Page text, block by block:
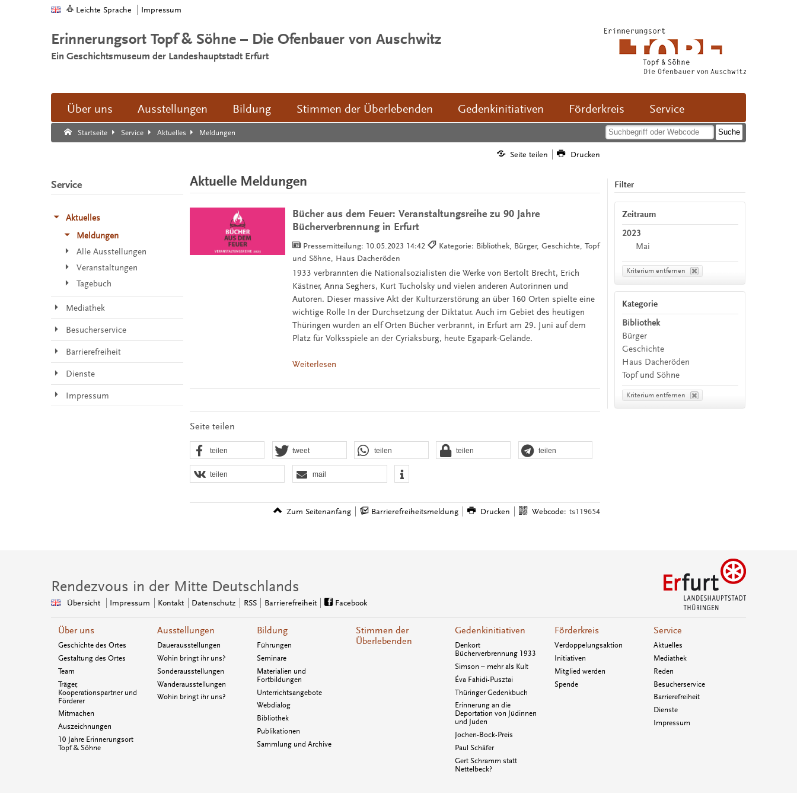
Leichte Sprache Impressum
Erinnerungsort Topf & Söhne – Die Ofenbauer von Auschwitz
Ein Geschichtsmuseum der Landeshauptstadt Erfurt
Über uns Ausstellungen Bildung Stimmen der Überlebenden Gedenkinitiativen Förderkreis Service
Startseite Service Aktuelles Meldungen
Suche:
Suche Ende.
Seite teilen Drucken
Aktuelle Meldungen
Bücher aus dem Feuer: Veranstaltungsreihe zu 90 Jahre
Bücherverbrennung in Erfurt
Pressemitteilung: 10.05.2023 14:42
Kategorie: Bibliothek, Bürger, Geschichte, Topf
und Söhne, Haus Dacheröden
1933 verbrannten die Nationalsozialisten die Werke von Bertolt Brecht, Erich
Kästner, Anna Seghers, Kurt Tucholsky und vielen anderen Autorinnen und
Autoren. Dieser massive Akt der Kulturzerstörung an über 160 Orten spielte eine
wichtige Rolle In der Durchsetzung der Diktatur. Auch im Gebiet des heutigen
Thüringen wurden an elf Orten Bücher verbrannt, in Erfurt am 29. Juni auf dem
Platz für Volksspiele an der Cyriaksburg, heute Egapark-Gelände.
Weiterlesen
Seite teilen
teilen tweet teilen teilen teilen
teilen mail
Zum Seitenanfang Barrierefreiheitsmeldung Drucken Webcode: ts119654
Filter
Zeitraum
2023
Mai
Kriterium entfernen
Kategorie
Bibliothek
Bürger
Geschichte
Haus Dacheröden
Topf und Söhne
Kriterium entfernen
Service
Aktuelles
Meldungen
Alle Ausstellungen
Veranstaltungen
Tagebuch
Mediathek
Besucherservice
Barrierefreiheit
Dienste
Impressum
Rendezvous in der Mitte Deutschlands
Übersicht Impressum Kontakt Datenschutz RSS Barrierefreiheit Facebook
Über uns
Geschichte des Ortes
Gestaltung des Ortes
Team
Träger,
Kooperationspartner und
Förderer
Mitmachen
Auszeichnungen
10 Jahre Erinnerungsort
Topf & Söhne
Ausstellungen
Dauerausstellungen
Wohin bringt ihr uns?
Sonderausstellungen
Wanderausstellungen
Wohin bringt ihr uns?
Bildung
Führungen
Seminare
Materialien und
Fortbildungen
Unterrichtsangebote
Webdialog
Bibliothek
Publikationen
Sammlung und Archive
Stimmen der
Überlebenden
Gedenkinitiativen
Denkort
Bücherverbrennung 1933
Simson – mehr als Kult
Éva Fahidi-Pusztai
Thüringer Gedenkbuch
Erinnerung an die
Deportation von Jüdinnen
und Juden
Jochen-Bock-Preis
Paul Schäfer
Gert Schramm statt
Nettelbeck?
Förderkreis
Verdoppelungsaktion
Initiativen
Mitglied werden
Spende
Service
Aktuelles
Mediathek
Reden
Besucherservice
Barrierefreiheit
Dienste
Impressum